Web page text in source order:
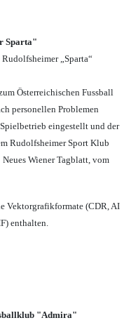
Sparta"
„Sparta“
Österreichischen Fussball
personellen Problemen
eingestellt und der
Rudolfsheimer Sport Klub
Wiener Tagblatt, vom
Vektorgrafikformate (CDR, AI
enthalten.
"Admira"